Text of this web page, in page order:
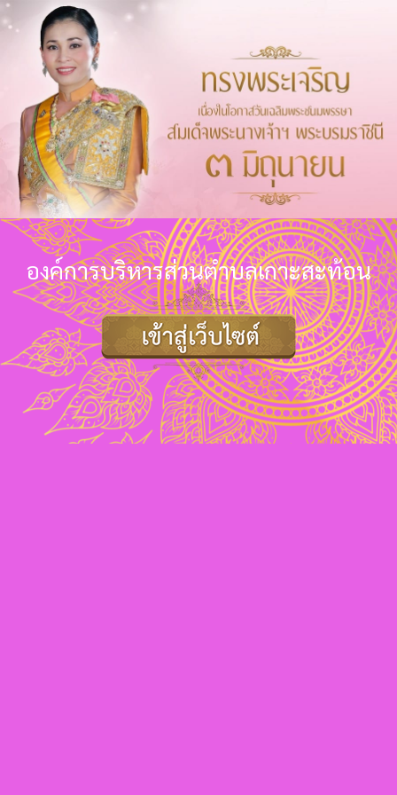
องค์การบริหารส่วนตำบลเกาะสะท้อน